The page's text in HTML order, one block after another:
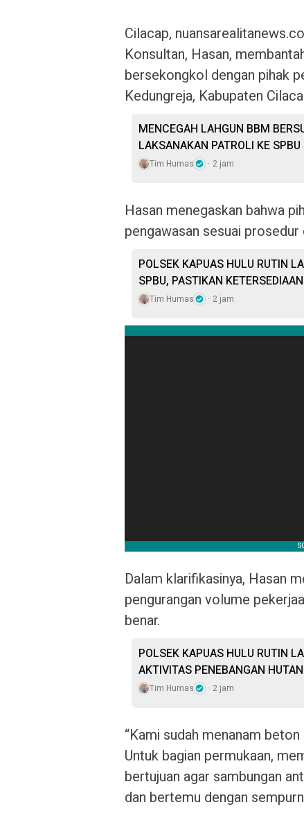
Cilacap,
Konsultan, Hasan,
bersekongkol dengan pihak
Kedungreja, Kabupaten
MENCEGAH LAHGUN BBM
LAKSANAKAN PATROLI KE SPBU
Tim Humas 2 jam
Hasan menegaskan bahwa
pengawasan sesuai
POLSEK KAPUAS HULU RUTIN
SPBU, PASTIKAN
Tim Humas 2 jam
Dalam klarifikasinya, Hasan
pengurangan volume
benar.
POLSEK KAPUAS HULU RUTIN
AKTIVITAS PENEBANGAN
Tim Humas 2 jam
“Kami sudah menanam
Untuk bagian permukaan,
bertujuan agar sambungan
dan bertemu dengan